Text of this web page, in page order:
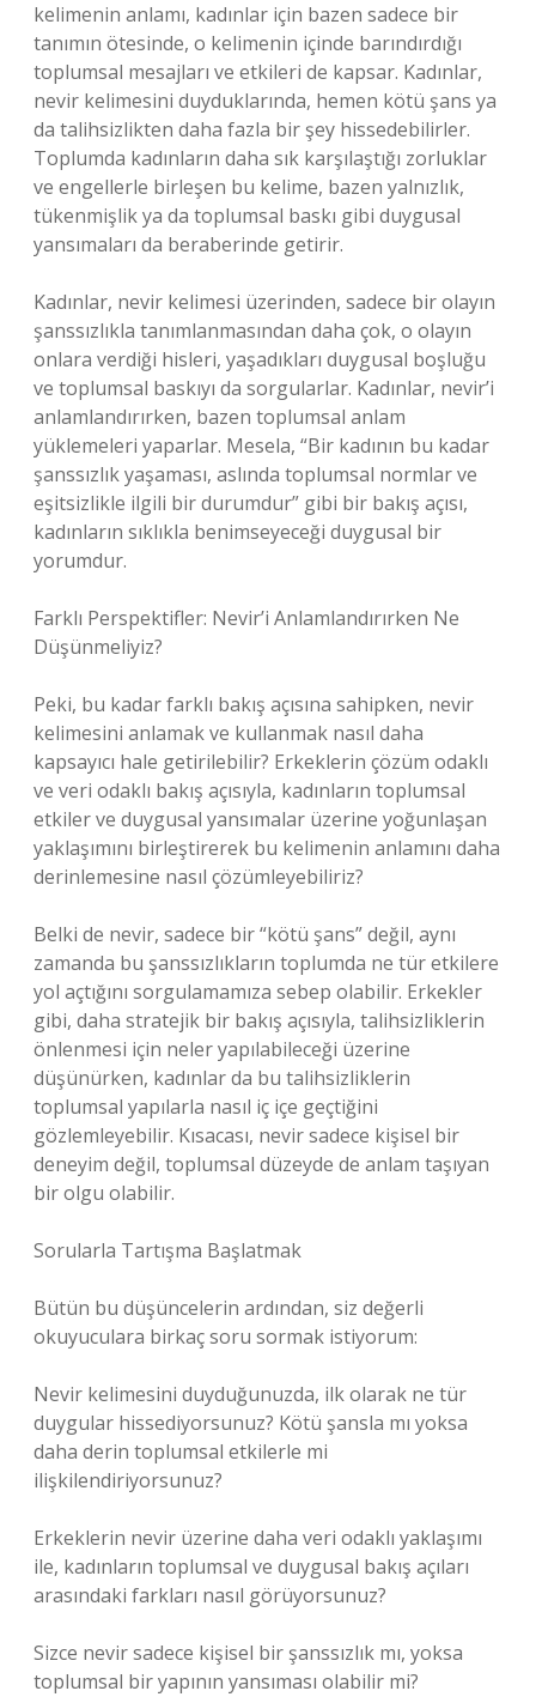
kelimenin anlamı, kadınlar için bazen sadece bir
tanımın ötesinde, o kelimenin içinde barındırdığı
toplumsal mesajları ve etkileri de kapsar. Kadınlar,
nevir kelimesini duyduklarında, hemen kötü şans ya
da talihsizlikten daha fazla bir şey hissedebilirler.
Toplumda kadınların daha sık karşılaştığı zorluklar
ve engellerle birleşen bu kelime, bazen yalnızlık,
tükenmişlik ya da toplumsal baskı gibi duygusal
yansımaları da beraberinde getirir.
Kadınlar, nevir kelimesi üzerinden, sadece bir olayın
şanssızlıkla tanımlanmasından daha çok, o olayın
onlara verdiği hisleri, yaşadıkları duygusal boşluğu
ve toplumsal baskıyı da sorgularlar. Kadınlar, nevir’i
anlamlandırırken, bazen toplumsal anlam
yüklemeleri yaparlar. Mesela, “Bir kadının bu kadar
şanssızlık yaşaması, aslında toplumsal normlar ve
eşitsizlikle ilgili bir durumdur” gibi bir bakış açısı,
kadınların sıklıkla benimseyeceği duygusal bir
yorumdur.
Farklı Perspektifler: Nevir’i Anlamlandırırken Ne
Düşünmeliyiz?
Peki, bu kadar farklı bakış açısına sahipken, nevir
kelimesini anlamak ve kullanmak nasıl daha
kapsayıcı hale getirilebilir? Erkeklerin çözüm odaklı
ve veri odaklı bakış açısıyla, kadınların toplumsal
etkiler ve duygusal yansımalar üzerine yoğunlaşan
yaklaşımını birleştirerek bu kelimenin anlamını daha
derinlemesine nasıl çözümleyebiliriz?
Belki de nevir, sadece bir “kötü şans” değil, aynı
zamanda bu şanssızlıkların toplumda ne tür etkilere
yol açtığını sorgulamamıza sebep olabilir. Erkekler
gibi, daha stratejik bir bakış açısıyla, talihsizliklerin
önlenmesi için neler yapılabileceği üzerine
düşünürken, kadınlar da bu talihsizliklerin
toplumsal yapılarla nasıl iç içe geçtiğini
gözlemleyebilir. Kısacası, nevir sadece kişisel bir
deneyim değil, toplumsal düzeyde de anlam taşıyan
bir olgu olabilir.
Sorularla Tartışma Başlatmak
Bütün bu düşüncelerin ardından, siz değerli
okuyuculara birkaç soru sormak istiyorum:
Nevir kelimesini duyduğunuzda, ilk olarak ne tür
duygular hissediyorsunuz? Kötü şansla mı yoksa
daha derin toplumsal etkilerle mi
ilişkilendiriyorsunuz?
Erkeklerin nevir üzerine daha veri odaklı yaklaşımı
ile, kadınların toplumsal ve duygusal bakış açıları
arasındaki farkları nasıl görüyorsunuz?
Sizce nevir sadece kişisel bir şanssızlık mı, yoksa
toplumsal bir yapının yansıması olabilir mi?